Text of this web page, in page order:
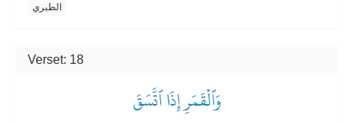
الطبري
Verset: 18
وَٱلۡقَمَرِ إِذَا ٱتَّسَقَ